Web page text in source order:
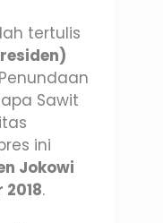
tertulis
Sawit
ini
Jokowi
.